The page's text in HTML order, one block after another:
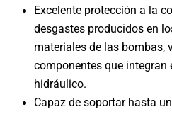
Excelente protección a la
desgastes producidos en
materiales de las bombas,
componentes que integran
hidráulico.
Capaz de soportar hasta